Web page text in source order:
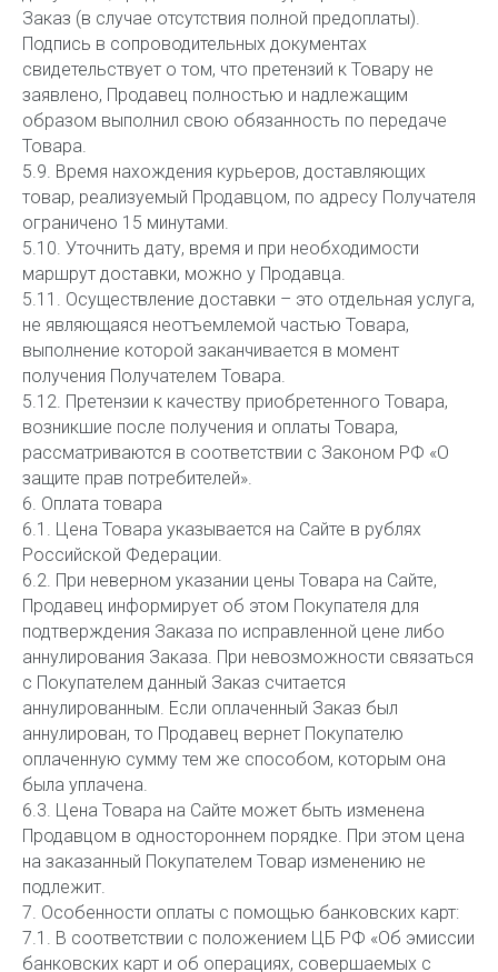
Заказ (в случае отсутствия полной предоплаты).
Подпись в сопроводительных документах
свидетельствует о том, что претензий к Товару не
заявлено, Продавец полностью и надлежащим
образом выполнил свою обязанность по передаче
Товара.
5.9. Время нахождения курьеров, доставляющих
товар, реализуемый Продавцом, по адресу Получателя
ограничено 15 минутами.
5.10. Уточнить дату, время и при необходимости
маршрут доставки, можно у Продавца.
5.11. Осуществление доставки – это отдельная услуга,
не являющаяся неотъемлемой частью Товара,
выполнение которой заканчивается в момент
получения Получателем Товара.
5.12. Претензии к качеству приобретенного Товара,
возникшие после получения и оплаты Товара,
рассматриваются в соответствии с Законом РФ «О
защите прав потребителей».
6. Оплата товара
6.1. Цена Товара указывается на Сайте в рублях
Российской Федерации.
6.2. При неверном указании цены Товара на Сайте,
Продавец информирует об этом Покупателя для
подтверждения Заказа по исправленной цене либо
аннулирования Заказа. При невозможности связаться
с Покупателем данный Заказ считается
аннулированным. Если оплаченный Заказ был
аннулирован, то Продавец вернет Покупателю
оплаченную сумму тем же способом, которым она
была уплачена.
6.3. Цена Товара на Сайте может быть изменена
Продавцом в одностороннем порядке. При этом цена
на заказанный Покупателем Товар изменению не
подлежит.
7. Особенности оплаты с помощью банковских карт:
7.1. В соответствии с положением ЦБ РФ «Об эмиссии
банковских карт и об операциях, совершаемых с